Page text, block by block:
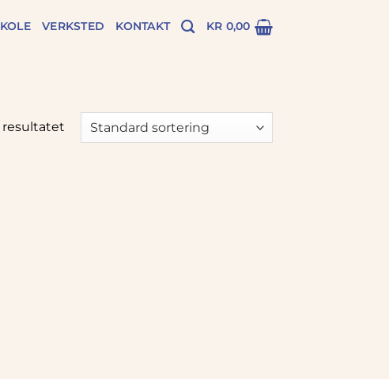
VERKSTED KONTAKT KR 0,00
resultatet